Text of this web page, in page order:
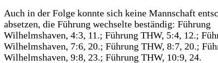
Auch in der Folge konnte sich keine Mannschaft
absetzen, die Führung wechselte beständig: Führung
Wilhelmshaven, 4:3, 11.; Führung THW, 5:4, 12.;
Wilhelmshaven, 7:6, 20.; Führung THW, 8:7, 20.;
Wilhelmshaven, 9:8, 23.; Führung THW, 10:9, 24.